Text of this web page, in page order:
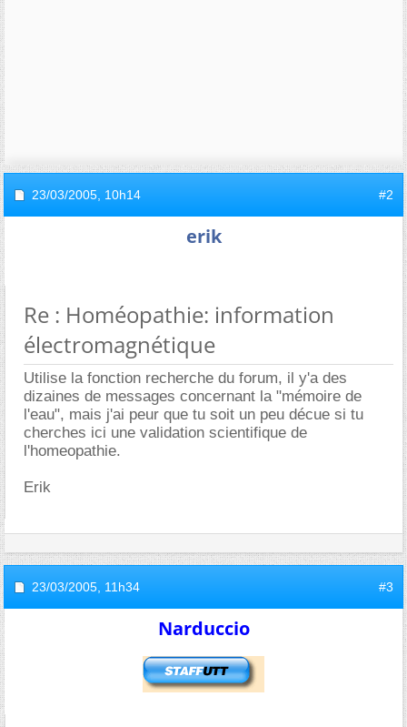
23/03/2005, 10h14 #2
erik
Re : Homéopathie: information
électromagnétique
Utilise la fonction recherche du forum, il y'a des
dizaines de messages concernant la "mémoire de
l'eau", mais j'ai peur que tu soit un peu décue si tu
cherches ici une validation scientifique de
l'homeopathie.
Erik
23/03/2005, 11h34 #3
Narduccio